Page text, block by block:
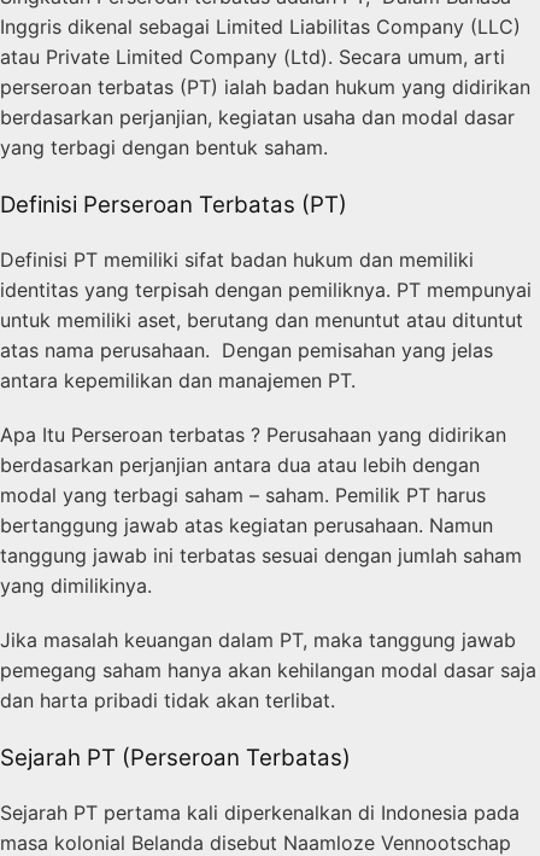
Inggris dikenal sebagai Limited Liabilitas Company (LLC)
atau Private Limited Company (Ltd). Secara umum, arti
perseroan terbatas (PT) ialah badan hukum yang didirikan
berdasarkan perjanjian, kegiatan usaha dan modal dasar
yang terbagi dengan bentuk saham.
Definisi Perseroan Terbatas (PT)
Definisi PT memiliki sifat badan hukum dan memiliki
identitas yang terpisah dengan pemiliknya. PT mempunyai
untuk memiliki aset, berutang dan menuntut atau dituntut
atas nama perusahaan. Dengan pemisahan yang jelas
antara kepemilikan dan manajemen PT.
Apa Itu Perseroan terbatas ? Perusahaan yang didirikan
berdasarkan perjanjian antara dua atau lebih dengan
modal yang terbagi saham – saham. Pemilik PT harus
bertanggung jawab atas kegiatan perusahaan. Namun
tanggung jawab ini terbatas sesuai dengan jumlah saham
yang dimilikinya.
Jika masalah keuangan dalam PT, maka tanggung jawab
pemegang saham hanya akan kehilangan modal dasar saja
dan harta pribadi tidak akan terlibat.
Sejarah PT (Perseroan Terbatas)
Sejarah PT pertama kali diperkenalkan di Indonesia pada
masa kolonial Belanda disebut Naamloze Vennootschap